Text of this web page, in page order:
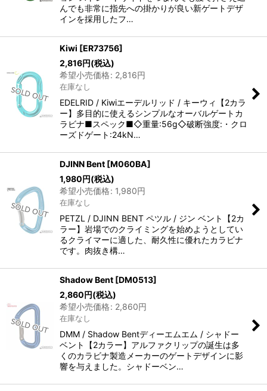
んでも非常に指先への掛かりが良い新ゲートデザ
インを採用したフ…
Kiwi [ER73756]
2,816円(税込)
希望小売価格: 2,816円
在庫なし
EDELRID / Kiwiエーデルリッド / キーウィ【2カラ
ー】多目的に使えるシンプルなオーバルゲートカ
ラビナ■スペック■◇重量:56g◇破断強度:・クロ
ーズドゲート:24kN…
DJINN Bent [M060BA]
1,980円(税込)
希望小売価格: 1,980円
在庫なし
PETZL / DJINN BENT ペツル / ジン ベント【2カ
ラー】岩場でのクライミングを始めようとしてい
るクライマーに適した、耐久性に優れたカラビナ
です。肉抜き構…
Shadow Bent [DM0513]
2,860円(税込)
希望小売価格: 2,860円
在庫なし
DMM / Shadow Bentディーエムエム / シャドー
ベント【2カラー】アルファクリップの誕生は多
くのカラビナ製造メーカーのゲートデザインに影
響を与えました。シャドーベン…